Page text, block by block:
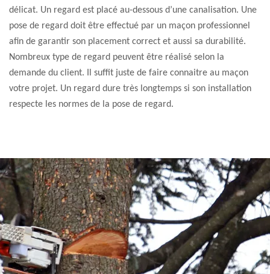
délicat. Un regard est placé au-dessous d’une canalisation. Une
pose de regard doit être effectué par un maçon professionnel
afin de garantir son placement correct et aussi sa durabilité.
Nombreux type de regard peuvent être réalisé selon la
demande du client. Il suffit juste de faire connaitre au maçon
votre projet. Un regard dure très longtemps si son installation
respecte les normes de la pose de regard.